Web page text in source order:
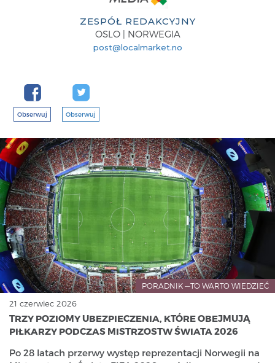
ZESPÓŁ REDAKCYJNY
OSLO | NORWEGIA
post@localmarket.no
Obserwuj Obserwuj
PORADNIK —TO WARTO WIEDZIEĆ
21 czerwiec 2026
TRZY POZIOMY UBEZPIECZENIA, KTÓRE OBEJMUJĄ
PIŁKARZY PODCZAS MISTRZOSTW ŚWIATA 2026
Po 28 latach przerwy występ reprezentacji Norwegii na